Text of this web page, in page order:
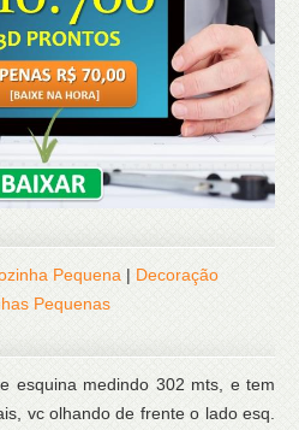
Pequena | Decoração
Pequenas
esquina medindo 302 mts, e tem
vc olhando de frente o lado esq.